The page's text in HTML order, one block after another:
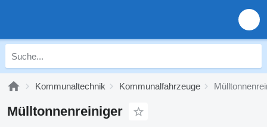
Kommunaltechnik Kommunalfahrzeuge
Mülltonnenreiniger